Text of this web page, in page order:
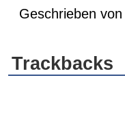
Geschrieben von
Trackbacks